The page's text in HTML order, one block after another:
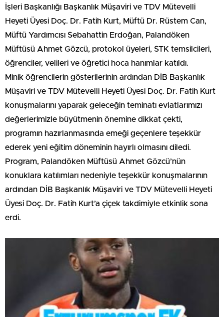
İşleri Başkanlığı Başkanlık Müşaviri ve TDV Mütevelli
Heyeti Üyesi Doç. Dr. Fatih Kurt, Müftü Dr. Rüstem Can,
Müftü Yardımcısı Sebahattin Erdoğan, Palandöken
Müftüsü Ahmet Gözcü, protokol üyeleri, STK temsilcileri,
öğrenciler, velileri ve öğretici hoca hanımlar katıldı.
Minik öğrencilerin gösterilerinin ardından DİB Başkanlık
Müşaviri ve TDV Mütevelli Heyeti Üyesi Doç. Dr. Fatih Kurt
konuşmalarını yaparak geleceğin teminatı evlatlarımızı
değerlerimizle büyütmenin önemine dikkat çekti,
programın hazırlanmasında emeği geçenlere teşekkür
ederek yeni eğitim döneminin hayırlı olmasını diledi.
Program, Palandöken Müftüsü Ahmet Gözcü’nün
konuklara katılımları nedeniyle teşekkür konuşmalarının
ardından DİB Başkanlık Müşaviri ve TDV Mütevelli Heyeti
Üyesi Doç. Dr. Fatih Kurt’a çiçek takdimiyle etkinlik sona
erdi.